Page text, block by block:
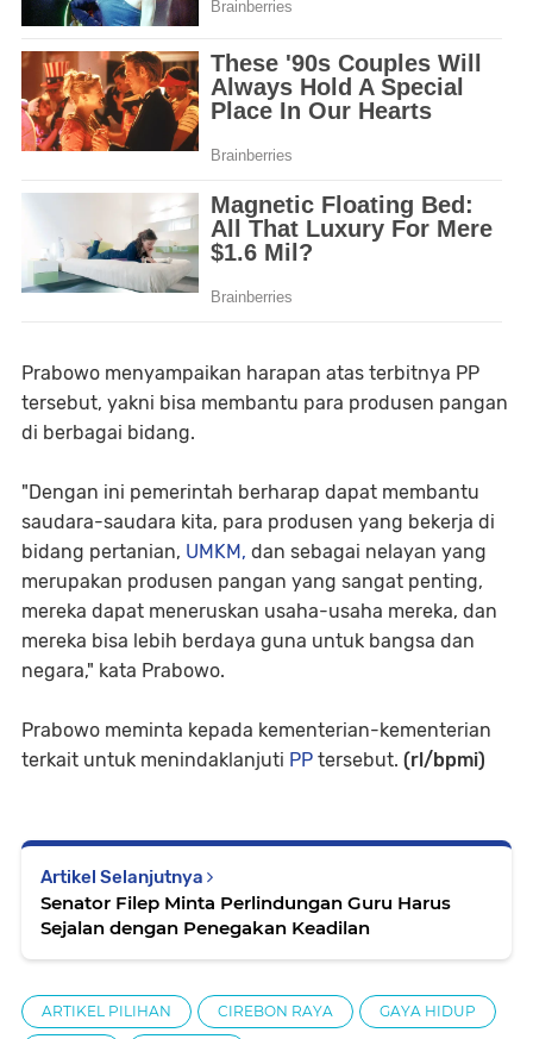
Prabowo menyampaikan harapan atas terbitnya PP
tersebut, yakni bisa membantu para produsen pangan
di berbagai bidang.
"Dengan ini pemerintah berharap dapat membantu
saudara-saudara kita, para produsen yang bekerja di
bidang pertanian, UMKM, dan sebagai nelayan yang
merupakan produsen pangan yang sangat penting,
mereka dapat meneruskan usaha-usaha mereka, dan
mereka bisa lebih berdaya guna untuk bangsa dan
negara," kata Prabowo.
Prabowo meminta kepada kementerian-kementerian
terkait untuk menindaklanjuti PP tersebut. (rl/bpmi)
Artikel Selanjutnya
Senator Filep Minta Perlindungan Guru Harus
Sejalan dengan Penegakan Keadilan
ARTIKEL PILIHAN CIREBON RAYA GAYA HIDUP